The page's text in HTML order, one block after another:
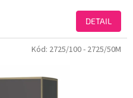
DETAIL
Kód: 2725/100- 2725/50M